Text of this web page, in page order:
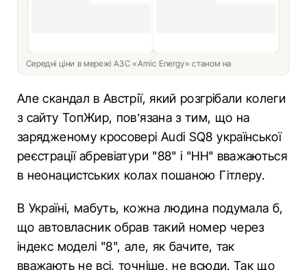
Середні ціни в мережі АЗС «Amic Energy» станом на
Але скандал в Австрії, який розгрібали колеги
з сайту ТопЖир, пов’язана з тим, що на
зарядженому кросовері Audi SQ8 української
реєстрації абревіатури "88" і "HH" вважаються
в неонацистських колах пошаною Гітлеру.
В Україні, мабуть, кожна людина подумала б,
що автовласник обрав такий номер через
індекс моделі "8", але, як бачите, так
вважають не всі, точніше, не всюди. Так що